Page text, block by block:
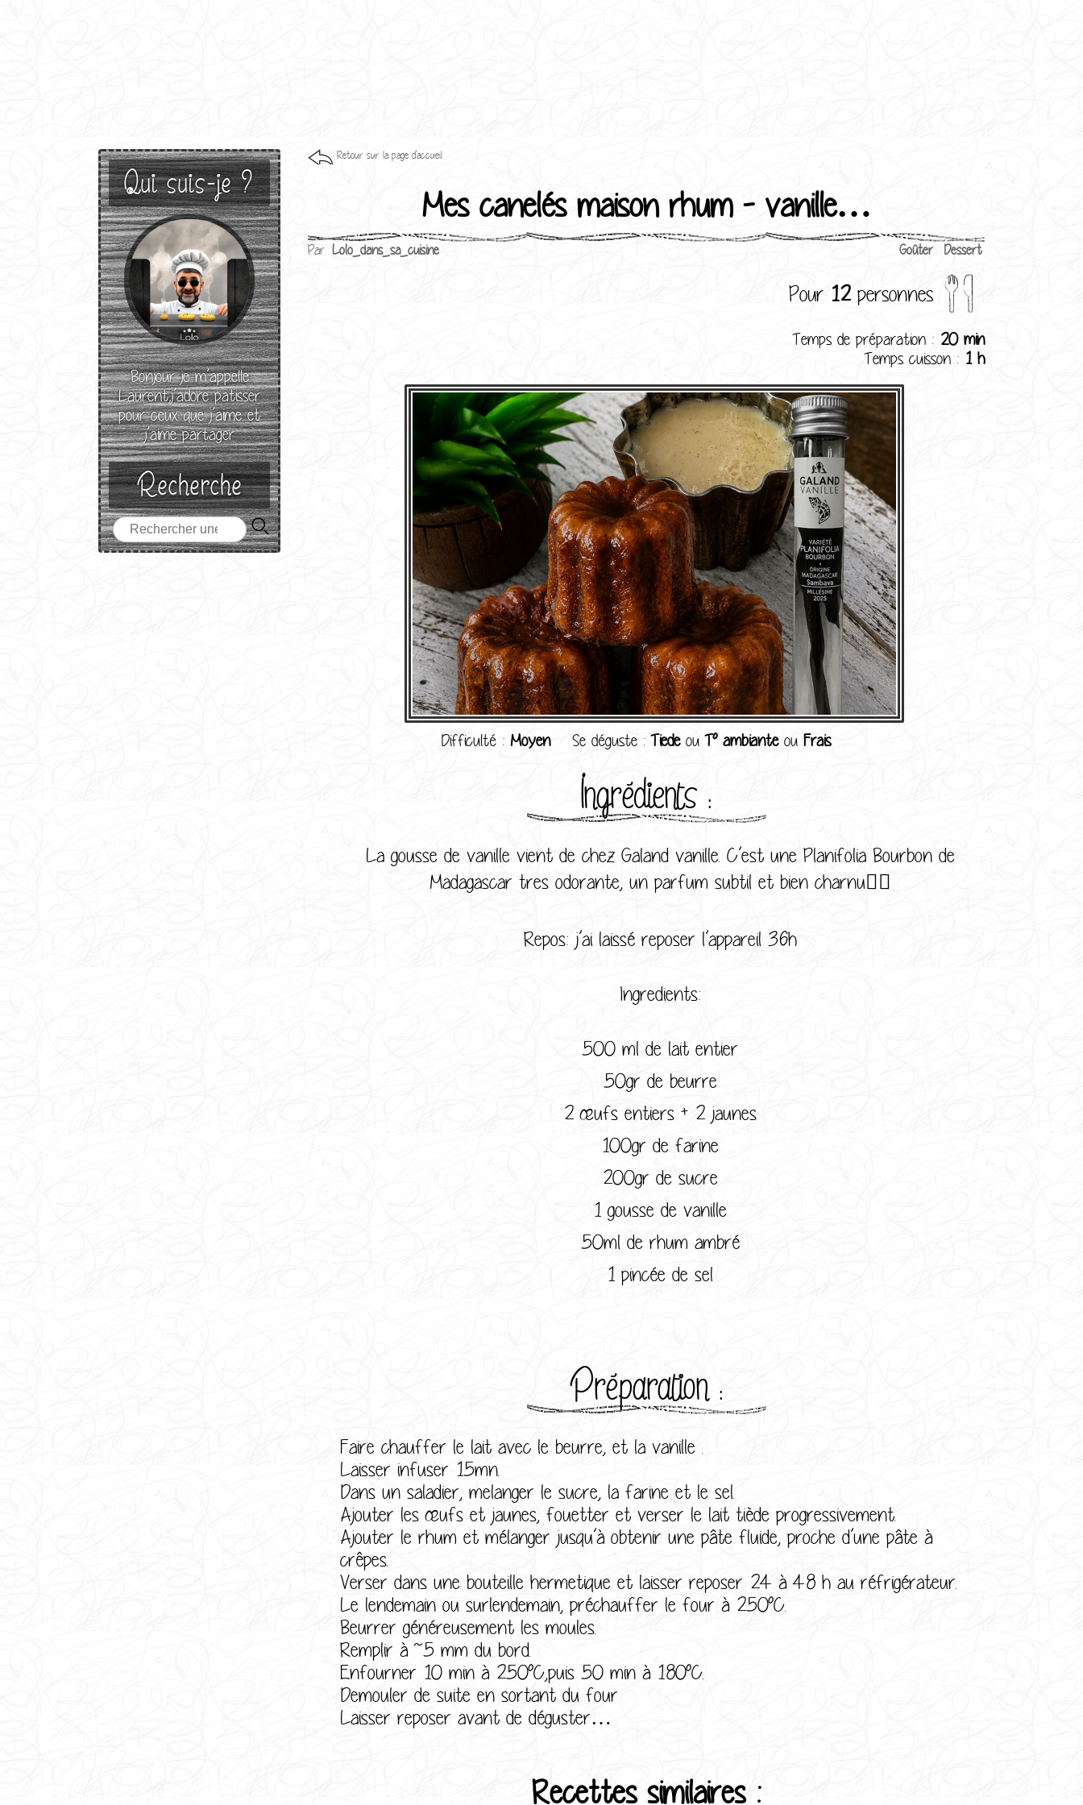
Qui suis-je ?
Bonjour je m’appelle
Laurent,j’adore patisser
pour ceux que j’aime et
j’aime partager
Recherche
Retour sur la page d'accueil
Mes canelés maison rhum - vanille…
Par Lolo_dans_sa_cuisine Goûter Dessert
Pour 12 personnes
Temps de préparation : 20 min
Temps cuisson : 1 h
Difficulté : Moyen Se déguste :TiedeouT° ambianteou Frais
Ingrédients :
La gousse de vanille vient de chez Galand vanille. C’est une Planifolia Bourbon de
Madagascar tres odorante, un parfum subtil et bien charnu👌🏻
Repos: j’ai laissé reposer l’appareil 36h
Ingredients:
500 ml de lait entier
50gr de beurre
2 œufs entiers + 2 jaunes
100gr de farine
200gr de sucre
1 gousse de vanille
50ml de rhum ambré
1 pincée de sel
Préparation :
Faire chauffer le lait avec le beurre, et la vanille .
Laisser infuser 15mn.
Dans un saladier, melanger le sucre, la farine et le sel.
Ajouter les œufs et jaunes, fouetter et verser le lait tiède progressivement.
Ajouter le rhum et mélanger jusqu’à obtenir une pâte fluide, proche d’une pâte à
crêpes.
Verser dans une bouteille hermetique et laisser reposer 24 à 48 h au réfrigérateur.
Le lendemain ou surlendemain, préchauffer le four à 250°C.
Beurrer généreusement les moules.
Remplir à ~5 mm du bord.
Enfourner 10 min à 250°C,puis 50 min à 180°C.
Demouler de suite en sortant du four
Laisser reposer avant de déguster…
Recettes similaires :